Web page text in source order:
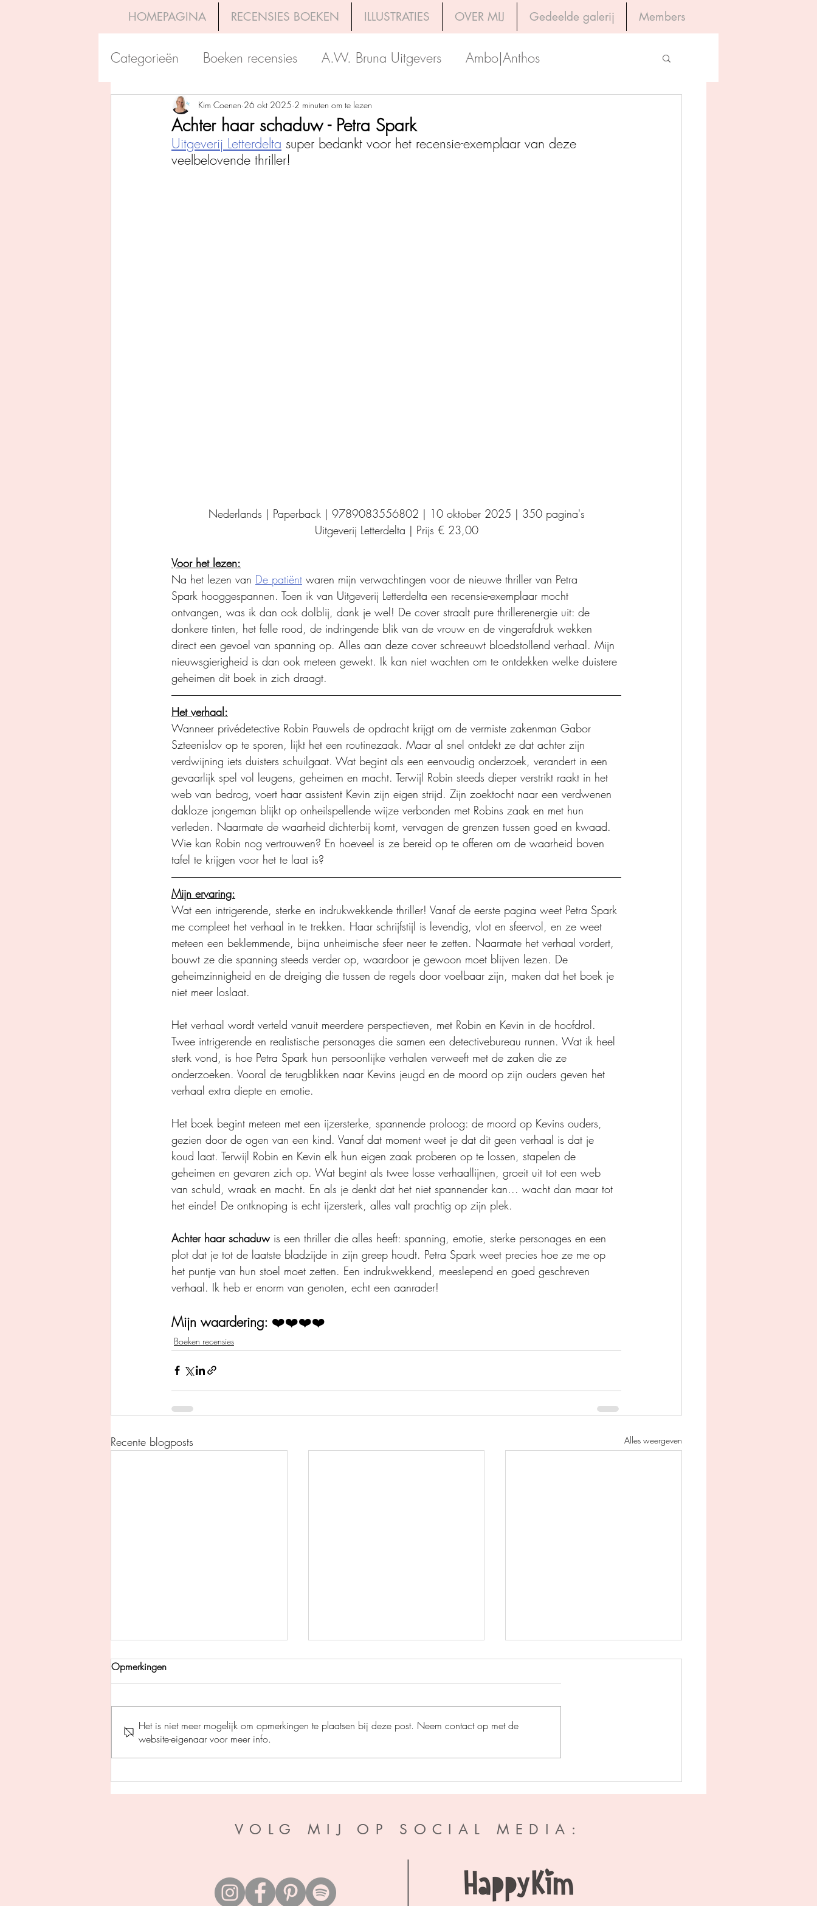
HOMEPAGINA RECENSIES BOEKEN ILLUSTRATIES OVER MIJ Gedeelde galerij Members
Categorieën Boeken recensies A.W. Bruna Uitgevers Ambo|Anthos
Uitgeverij Pelckmans Boekerij Uitgeverij Luitingh-Sijthoff
Overamstel Uitgevers Godijn Publishing
Achter haar schaduw - Petra Spark
Kim Coenen 26 okt 2025 2 minuten om te lezen
Uitgeverij Letterdelta super bedankt voor het recensie-exemplaar van deze
veelbelovende thriller!
Nederlands | Paperback | 9789083556802 | 10 oktober 2025 | 350 pagina's
Uitgeverij Letterdelta | Prijs € 23,00
Voor het lezen:
Na het lezen van De patiënt waren mijn verwachtingen voor de nieuwe thriller van Petra
Spark hooggespannen. Toen ik van Uitgeverij Letterdelta een recensie-exemplaar mocht
ontvangen, was ik dan ook dolblij, dank je wel! De cover straalt pure thrillerenergie uit: de
donkere tinten, het felle rood, de indringende blik van de vrouw en de vingerafdruk wekken
direct een gevoel van spanning op. Alles aan deze cover schreeuwt bloedstollend verhaal. Mijn
nieuwsgierigheid is dan ook meteen gewekt. Ik kan niet wachten om te ontdekken welke duistere
geheimen dit boek in zich draagt.
Het verhaal:
Wanneer privédetective Robin Pauwels de opdracht krijgt om de vermiste zakenman Gabor
Szteenislov op te sporen, lijkt het een routinezaak. Maar al snel ontdekt ze dat achter zijn
verdwijning iets duisters schuilgaat. Wat begint als een eenvoudig onderzoek, verandert in een
gevaarlijk spel vol leugens, geheimen en macht. Terwijl Robin steeds dieper verstrikt raakt in het
web van bedrog, voert haar assistent Kevin zijn eigen strijd. Zijn zoektocht naar een verdwenen
dakloze jongeman blijkt op onheilspellende wijze verbonden met Robins zaak en met hun
verleden. Naarmate de waarheid dichterbij komt, vervagen de grenzen tussen goed en kwaad.
Wie kan Robin nog vertrouwen? En hoeveel is ze bereid op te offeren om de waarheid boven
tafel te krijgen voor het te laat is?
Mijn ervaring:
Wat een intrigerende, sterke en indrukwekkende thriller! Vanaf de eerste pagina weet Petra Spark
me compleet het verhaal in te trekken. Haar schrijfstijl is levendig, vlot en sfeervol, en ze weet
meteen een beklemmende, bijna unheimische sfeer neer te zetten. Naarmate het verhaal vordert,
bouwt ze die spanning steeds verder op, waardoor je gewoon moet blijven lezen. De
geheimzinnigheid en de dreiging die tussen de regels door voelbaar zijn, maken dat het boek je
niet meer loslaat.
Het verhaal wordt verteld vanuit meerdere perspectieven, met Robin en Kevin in de hoofdrol.
Twee intrigerende en realistische personages die samen een detectivebureau runnen. Wat ik heel
sterk vond, is hoe Petra Spark hun persoonlijke verhalen verweeft met de zaken die ze
onderzoeken. Vooral de terugblikken naar Kevins jeugd en de moord op zijn ouders geven het
verhaal extra diepte en emotie.
Het boek begint meteen met een ijzersterke, spannende proloog: de moord op Kevins ouders,
gezien door de ogen van een kind. Vanaf dat moment weet je dat dit geen verhaal is dat je
koud laat. Terwijl Robin en Kevin elk hun eigen zaak proberen op te lossen, stapelen de
geheimen en gevaren zich op. Wat begint als twee losse verhaallijnen, groeit uit tot een web
van schuld, wraak en macht. En als je denkt dat het niet spannender kan... wacht dan maar tot
het einde! De ontknoping is echt ijzersterk, alles valt prachtig op zijn plek.
Achter haar schaduw is een thriller die alles heeft: spanning, emotie, sterke personages en een
plot dat je tot de laatste bladzijde in zijn greep houdt. Petra Spark weet precies hoe ze me op
het puntje van hun stoel moet zetten. Een indrukwekkend, meeslepend en goed geschreven
verhaal. Ik heb er enorm van genoten, echt een aanrader!
Mijn waardering: ❤️❤️❤️❤️
Boeken recensies
Recente blogposts Alles weergeven
Perfecte stilte - Helen Fields
Het grote bijenplan - Ben
Opmerkingen
Het is niet meer mogelijk om opmerkingen te plaatsen bij deze post. Neem contact op met de
website-eigenaar voor meer info.
VOLG MIJ OP SOCIAL MEDIA: